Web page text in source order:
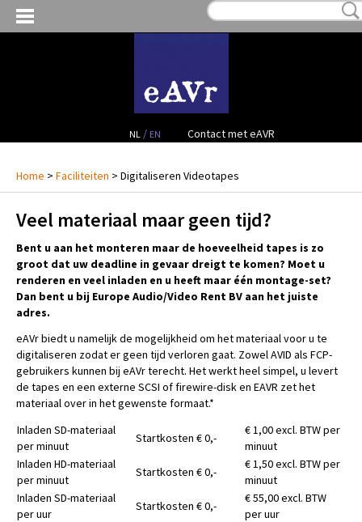
NL / EN Contact met eAVR
MIJN VERLANGLIJST:€ 0,00(0)
CONTACT
PROJECTEN
VERKOOP
OCCASION GEAR
Home > Faciliteiten > Digitaliseren Videotapes
Veel materiaal maar geen tijd?
Bent u aan het monteren maar de hoeveelheid tapes is zo
groot dat uw deadline in gevaar dreigt te komen? Moet u
renderen en veel inladen en u heeft maar één montage-set?
Dan bent u bij Europe Audio/Video Rent BV aan het juiste
adres.
eAVr biedt u namelijk de mogelijkheid om het materiaal voor u te
digitaliseren zodat er geen tijd verloren gaat. Zowel AVID als FCP-
gebruikers kunnen bij eAVr terecht. Het werkt heel simpel, u levert
de tapes en een externe SCSI of firewire-disk en EAVR zet het
materiaal over in het gewenste formaat.*
Inladen SD-materiaal
per minuut
Startkosten € 0,-
€ 1,00 excl. BTW per
minuut
Inladen HD-materiaal
per minuut
Startkosten € 0,-
€ 1,50 excl. BTW per
minuut
Inladen SD-materiaal
per uur
Startkosten € 0,-
€ 55,00 excl. BTW
per uur